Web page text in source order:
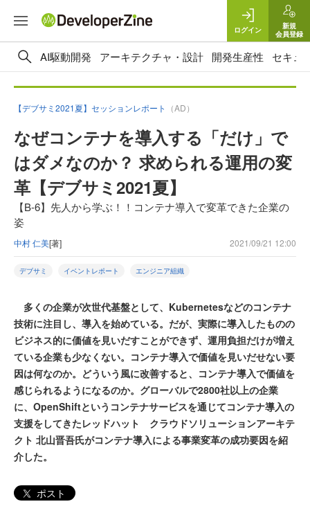
ログイン
新規
会員登録
AI駆動開発 アーキテクチャ・設計 開発生産性 セキュ
【デブサミ2021夏】セッションレポート （AD）
なぜコンテナを導入する「だけ」で
はダメなのか？ 求められる運用の変
革【デブサミ2021夏】
【B-6】先人から学ぶ！！コンテナ導入で変革できた企業の
姿
中村 仁美[著] 2021/09/21 12:00
デブサミ イベントレポート エンジニア組織
多くの企業が次世代基盤として、Kubernetesなどのコンテナ
技術に注目し、導入を始めている。だが、実際に導入したものの
ビジネス的に価値を見いだすことができず、運用負担だけが増え
ている企業も少なくない。コンテナ導入で価値を見いだせない要
因は何なのか。どういう風に改善すると、コンテナ導入で価値を
感じられるようになるのか。グローバルで2800社以上の企業
に、OpenShiftというコンテナサービスを通じてコンテナ導入の
支援をしてきたレッドハット クラウドソリューションアーキテ
クト 北山晋吾氏がコンテナ導入による事業変革の成功要因を紹
介した。
ポスト